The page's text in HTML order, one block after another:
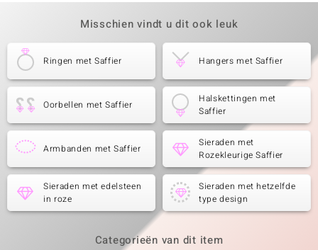
Misschien vindt u dit ook leuk
Ringen met Saffier Hangers met Saffier
Oorbellen met Saffier
Halskettingen met
Saffier
Armbanden met Saffier
Sieraden met
Rozekleurige Saffier
Sieraden met edelsteen
in roze
Sieraden met hetzelfde
type design
Categorieën van dit item